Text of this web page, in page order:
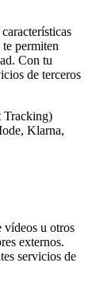
permiten
Con tu
de terceros
Tracking)
Klarna,
vídeos u otros
externos.
servicios de